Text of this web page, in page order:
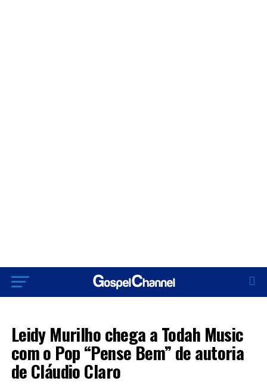
Leidy Murilho chega a Todah Music
com o Pop “Pense Bem” de autoria
de Cláudio Claro